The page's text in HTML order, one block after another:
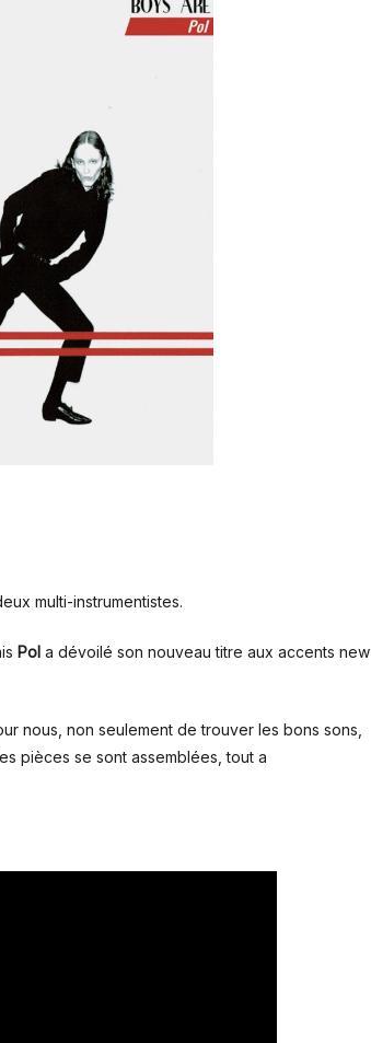
multi-instrumentistes.
Pol a dévoilé son nouveau titre aux accents new
nous, non seulement de trouver les bons sons,
pièces se sont assemblées, tout a